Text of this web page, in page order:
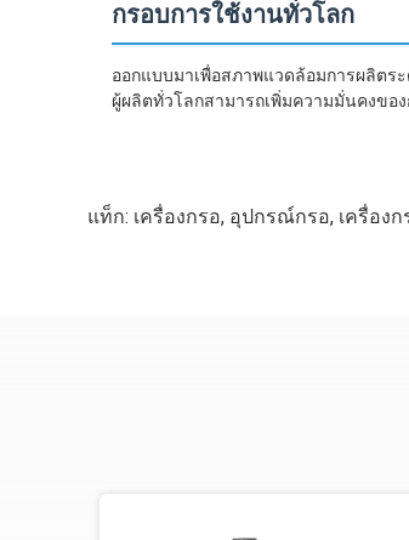
กรอบการใช้งานทั่วโลก
ออกแบบมาเพื่อสภาพแวดล้อมการผลิต
ผู้ผลิตทั่วโลกสามารถเพิ่มความมั่นคงขอ
แท็ก: เครื่องกรอ, อุปกรณ์กรอ, เครื่อง